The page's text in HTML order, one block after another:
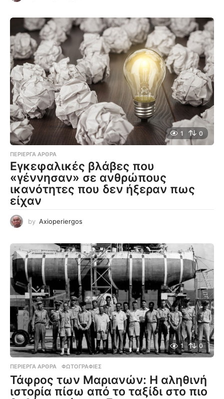
1 0
ΠΕΡΊΕΡΓΑ ΆΡΘΡΑ
Εγκεφαλικές βλάβες που
«γέννησαν» σε ανθρώπους
ικανότητες που δεν ήξεραν πως
είχαν
by Axioperiergos
1 0
ΠΕΡΊΕΡΓΑ ΆΡΘΡΑ ,ΦΩΤΟΓΡΑΦΊΕΣ
Τάφρος των Μαριανών: Η αληθινή
ιστορία πίσω από το ταξίδι στο πιο